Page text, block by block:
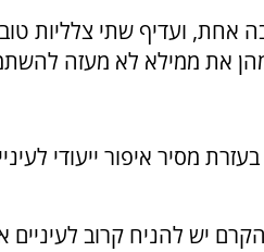
אחת, ועדיף שתי צלליות
מסיר איפור ייעודי
יש להניח קרוב